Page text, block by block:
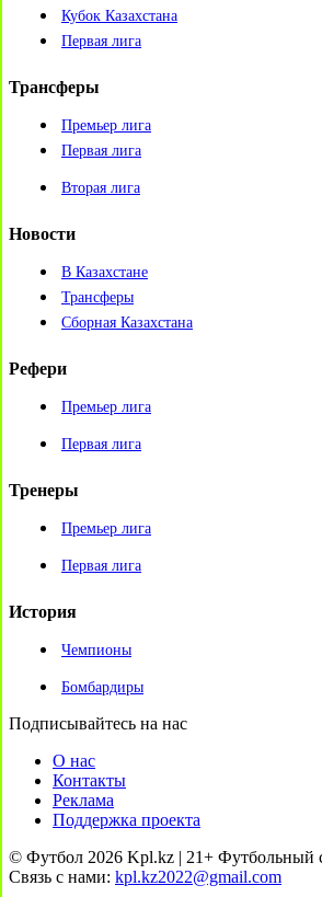
Кубок Казахстана
Первая лига
Трансферы
Премьер лига
Первая лига
Вторая лига
Новости
В Казахстане
Трансферы
Сборная Казахстана
Рефери
Премьер лига
Первая лига
Тренеры
Премьер лига
Первая лига
История
Чемпионы
Бомбардиры
Подписывайтесь на нас
О нас
Контакты
Реклама
Поддержка проекта
© Футбол 2026 Kpl.kz | 21+ Футбольный
Связь с нами: kpl.kz2022@gmail.com